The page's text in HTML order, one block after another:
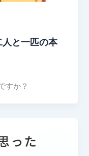
と一匹の本
すか？